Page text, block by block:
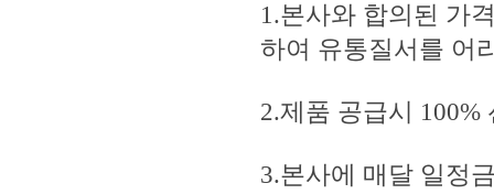
1.본사와 합의된 가
하여 유통질서를 어
2.제품 공급시 100%
3.본사에 매달 일정